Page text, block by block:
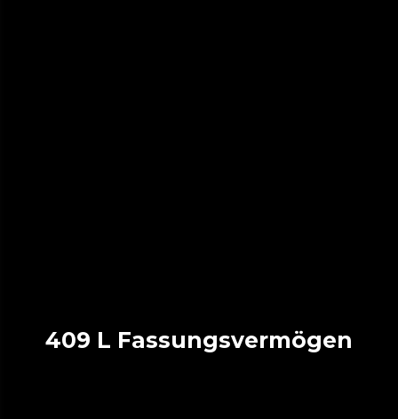
409 L Fassungsvermögen